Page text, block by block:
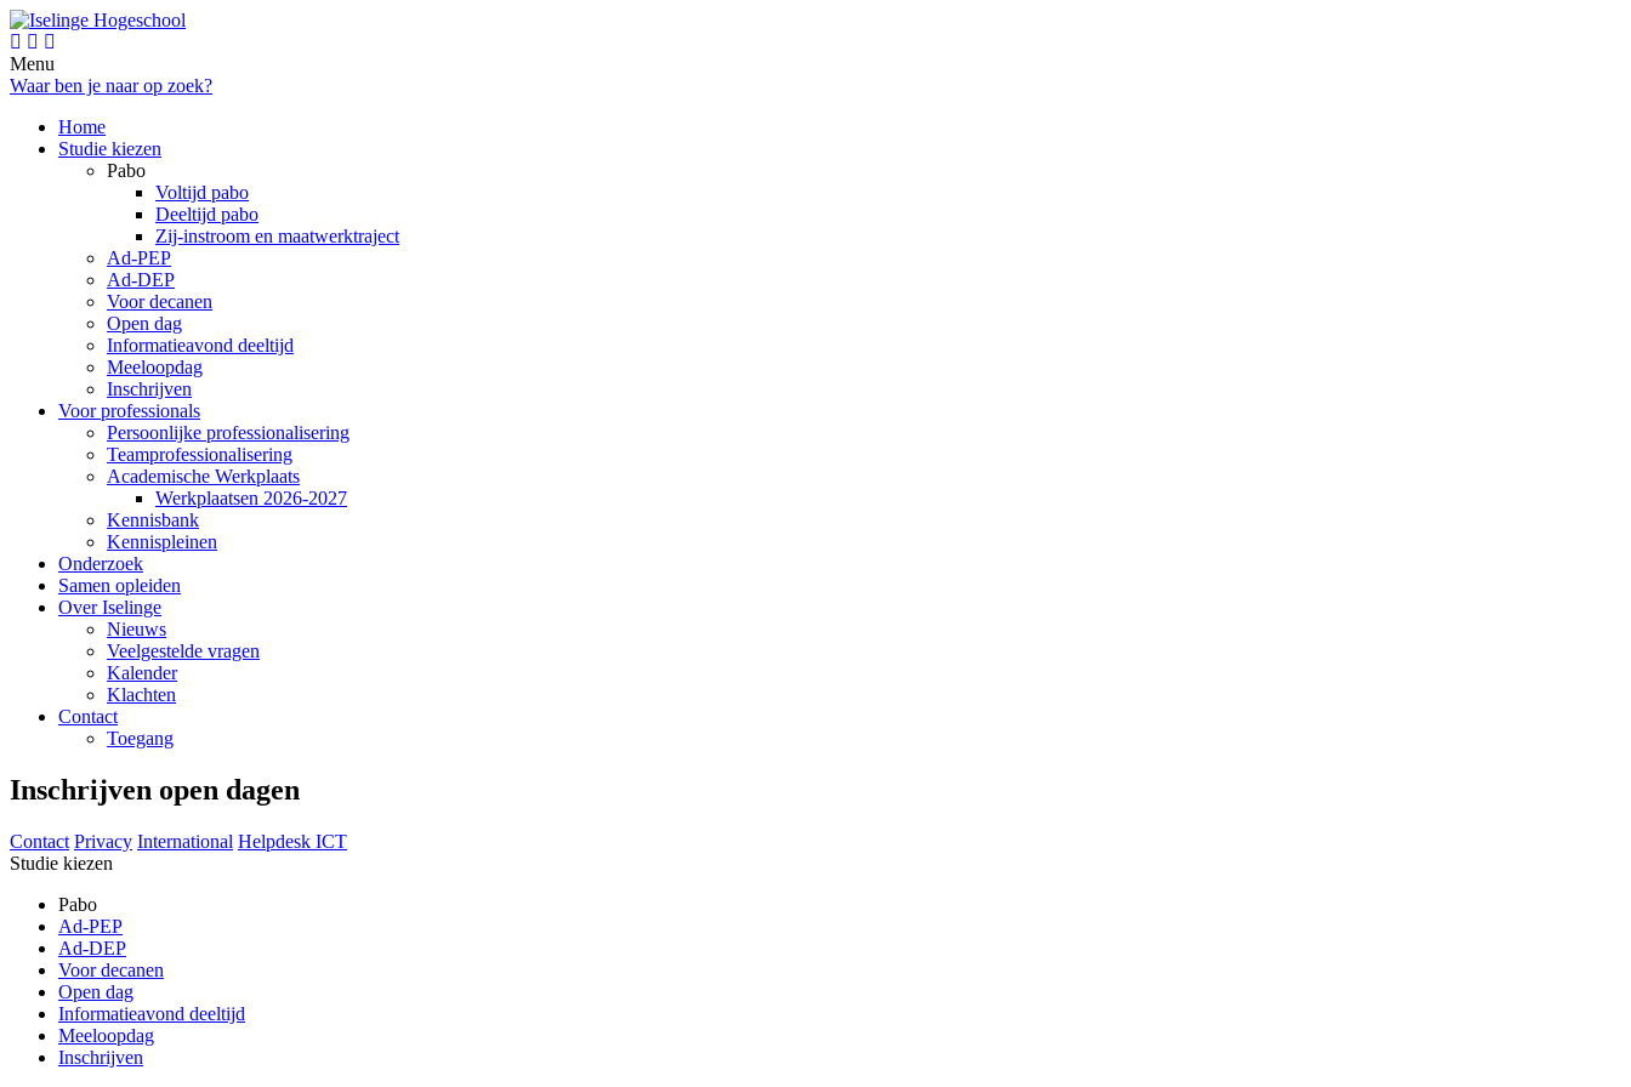
Menu
Waar ben je naar op zoek?
Home
Studie kiezen
Pabo
Voltijd pabo
Deeltijd pabo
Zij-instroom en maatwerktraject
Ad-PEP
Ad-DEP
Voor decanen
Open dag
Informatieavond deeltijd
Meeloopdag
Inschrijven
Voor professionals
Persoonlijke professionalisering
Teamprofessionalisering
Academische Werkplaats
Werkplaatsen 2026-2027
Kennisbank
Kennispleinen
Onderzoek
Samen opleiden
Over Iselinge
Nieuws
Veelgestelde vragen
Kalender
Klachten
Contact
Toegang
Inschrijven open dagen
Contact Privacy International Helpdesk ICT
Studie kiezen
Pabo
Ad-PEP
Ad-DEP
Voor decanen
Open dag
Informatieavond deeltijd
Meeloopdag
Inschrijven